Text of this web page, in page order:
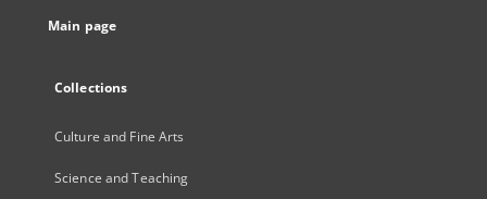
Main page
Collections
Culture and Fine Arts
Science and Teaching